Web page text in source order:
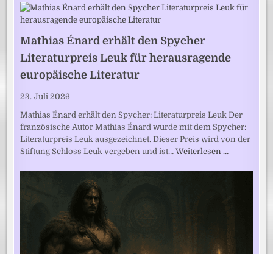
Mathias Énard erhält den Spycher
Literaturpreis Leuk für herausragende
europäische Literatur
23. Juli 2026
Mathias Énard erhält den Spycher: Literaturpreis Leuk Der
französische Autor Mathias Énard wurde mit dem Spycher:
Literaturpreis Leuk ausgezeichnet. Dieser Preis wird von der
Stiftung Schloss Leuk vergeben und ist…Weiterlesen …